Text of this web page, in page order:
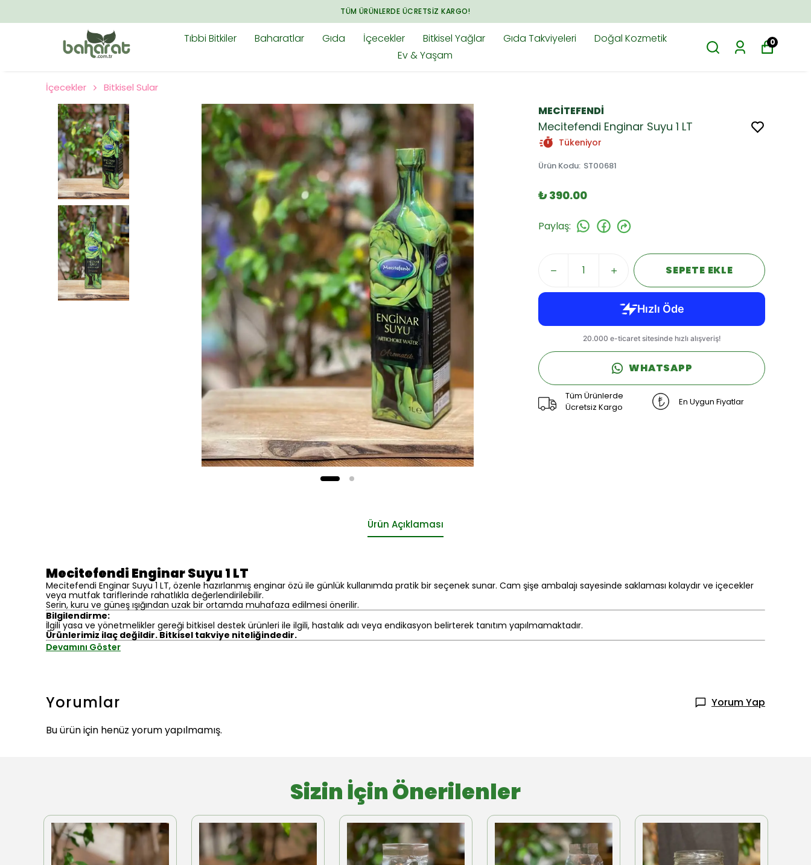
ARADIĞINIZ HER ŞEY BAHARAT.COM.TR'DE
Tıbbi Bitkiler Baharatlar Gıda İçecekler Bitkisel Yağlar Gıda Takviyeleri
Doğal Kozmetik
Ev & Yaşam
0
İçecekler Bitkisel Sular
MECİTEFENDİ
Mecitefendi Enginar Suyu 1 LT
Tükeniyor
Ürün Kodu: ST00681
₺ 390.00
Paylaş:
SEPETE EKLE
WHATSAPP
Tüm Ürünlerde
Ücretsiz Kargo
En Uygun Fiyatlar
Ürün Açıklaması
Mecitefendi Enginar Suyu 1 LT
Mecitefendi Enginar Suyu 1 LT, özenle hazırlanmış enginar özü ile günlük kullanımda pratik bir seçenek sunar. Cam şişe ambalajı sayesinde saklaması kolaydır ve içecekler
veya mutfak tariflerinde rahatlıkla değerlendirilebilir.
Serin, kuru ve güneş ışığından uzak bir ortamda muhafaza edilmesi önerilir.
Bilgilendirme:
İlgili yasa ve yönetmelikler gereği bitkisel destek ürünleri ile ilgili, hastalık adı veya endikasyon belirterek tanıtım yapılmamaktadır.
Ürünlerimiz ilaç değildir. Bitkisel takviye niteliğindedir.
Devamını Göster
Yorumlar
Yorum Yap
Bu ürün için henüz yorum yapılmamış.
Sizin İçin Önerilenler